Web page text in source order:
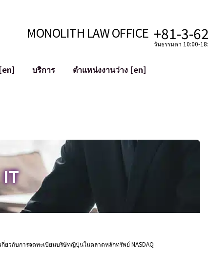
MONOLITH LAW OFFICE +81-3-
วันธรรมดา 10:00-
บริการ
ไซเบอร์
การบรรเทาความเสียหายต่อชื่อเสียง
ตำแหน่งงานว่าง [en]
IT
ยวกับการจดทะเบียนบริษัทญี่ปุ่นในตลาดหลักทรัพย์ NASDAQ